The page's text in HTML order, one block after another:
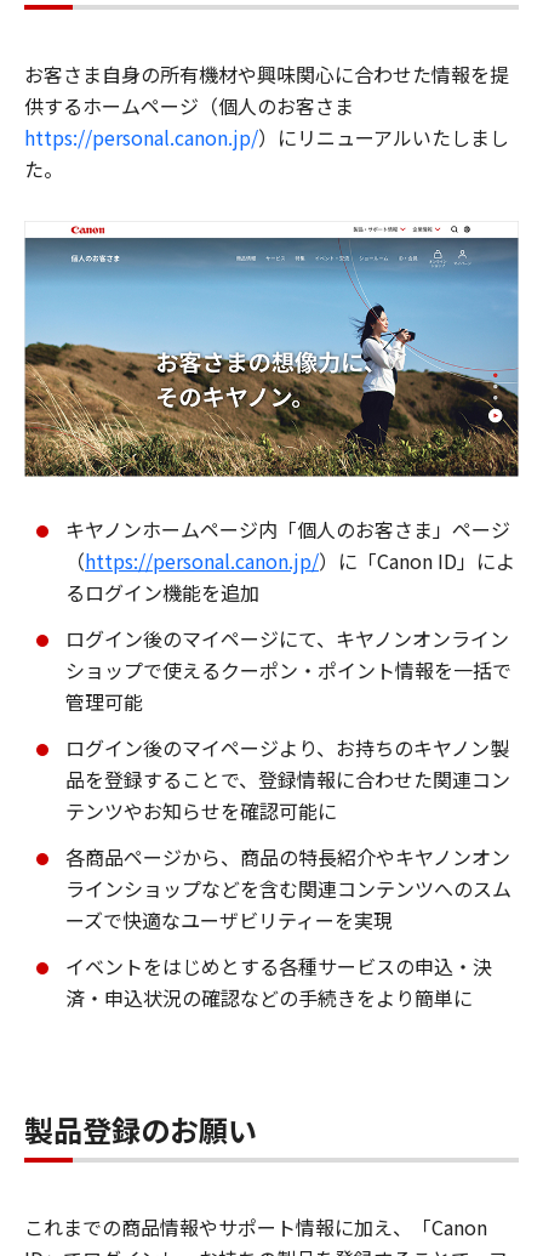
お客さま自身の所有機材や興味関心に合わせた情報を提
供するホームページ（個人のお客さま
https://personal.canon.jp/）にリニューアルいたしまし
た。
キヤノンホームページ内「個人のお客さま」ページ
（https://personal.canon.jp/）に「Canon ID」によ
るログイン機能を追加
ログイン後のマイページにて、キヤノンオンライン
ショップで使えるクーポン・ポイント情報を一括で
管理可能
ログイン後のマイページより、お持ちのキヤノン製
品を登録することで、登録情報に合わせた関連コン
テンツやお知らせを確認可能に
各商品ページから、商品の特長紹介やキヤノンオン
ラインショップなどを含む関連コンテンツへのスム
ーズで快適なユーザビリティーを実現
イベントをはじめとする各種サービスの申込・決
済・申込状況の確認などの手続きをより簡単に
製品登録のお願い
これまでの商品情報やサポート情報に加え、「Canon